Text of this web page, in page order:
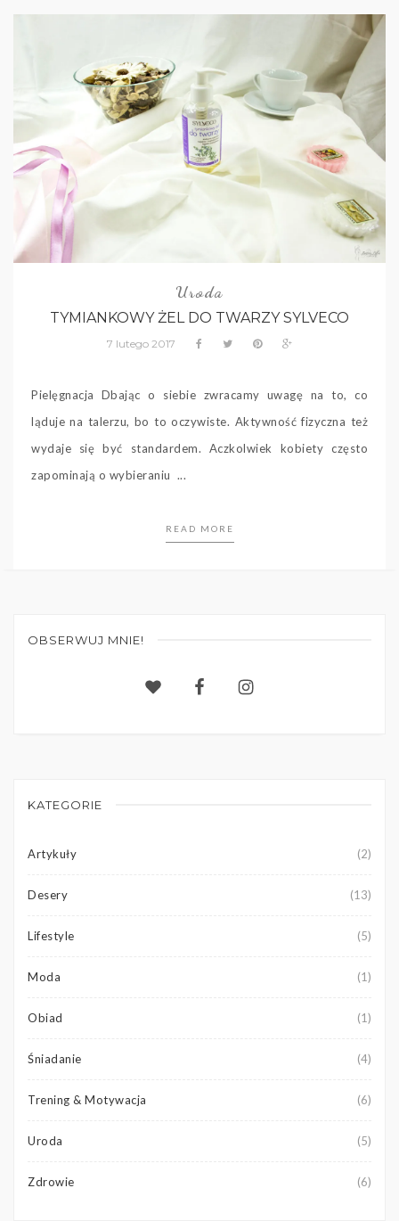
Uroda
TYMIANKOWY ŻEL DO TWARZY SYLVECO
7 lutego 2017
Pielęgnacja Dbając o siebie zwracamy uwagę na to, co
ląduje na talerzu, bo to oczywiste. Aktywność fizyczna też
wydaje się być standardem. Aczkolwiek kobiety często
zapominają o wybieraniu ...
READ MORE
OBSERWUJ MNIE!
KATEGORIE
Artykuły (2)
Desery (13)
Lifestyle (5)
Moda (1)
Obiad (1)
Śniadanie (4)
Trening & Motywacja (6)
Uroda (5)
Zdrowie (6)